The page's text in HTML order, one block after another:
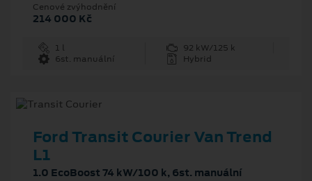
Cenové zvýhodnění
214 000 Kč
1 l
92 kW/125 k
6st. manuální
Hybrid
Ford Transit Courier Van Trend
L1
1.0 EcoBoost 74 kW/100 k, 6st. manuální